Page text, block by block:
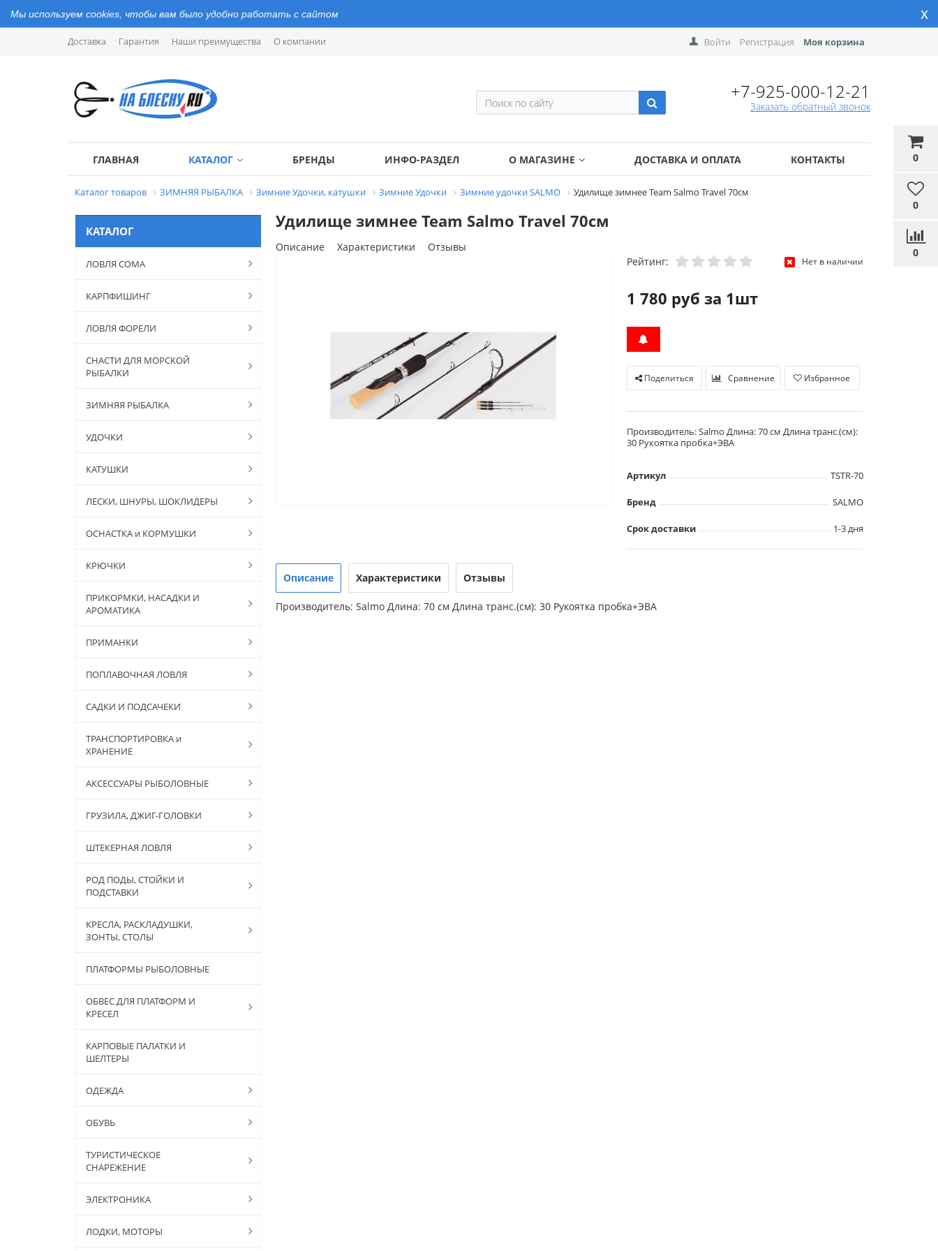
Мы используем cookies, чтобы вам было удобно работать с сайтом x
Доставка Гарантия Наши преимущества О компании
0
0
0
Войти Регистрация Моя корзина
+7-925-000-12-21
Заказать обратный звонок
ГЛАВНАЯ КАТАЛОГ БРЕНДЫ ИНФО-РАЗДЕЛ О МАГАЗИНЕ ДОСТАВКА И ОПЛАТА КОНТАКТЫ
Каталог товаров ЗИМНЯЯ РЫБАЛКА Зимние Удочки, катушки Зимние Удочки Зимние удочки SALMO Удилище зимнее Team Salmo Travel 70см
КАТАЛОГ
ЛОВЛЯ СОМА
КАРПФИШИНГ
ЛОВЛЯ ФОРЕЛИ
СНАСТИ ДЛЯ МОРСКОЙ
РЫБАЛКИ
ЗИМНЯЯ РЫБАЛКА
УДОЧКИ
КАТУШКИ
ЛЕСКИ, ШНУРЫ, ШОКЛИДЕРЫ
ОСНАСТКА и КОРМУШКИ
КРЮЧКИ
ПРИКОРМКИ, НАСАДКИ И
АРОМАТИКА
ПРИМАНКИ
ПОПЛАВОЧНАЯ ЛОВЛЯ
САДКИ И ПОДСАЧЕКИ
ТРАНСПОРТИРОВКА и
ХРАНЕНИЕ
АКСЕССУАРЫ РЫБОЛОВНЫЕ
ГРУЗИЛА, ДЖИГ-ГОЛОВКИ
ШТЕКЕРНАЯ ЛОВЛЯ
РОД ПОДЫ, СТОЙКИ И
ПОДСТАВКИ
КРЕСЛА, РАСКЛАДУШКИ,
ЗОНТЫ, СТОЛЫ
ПЛАТФОРМЫ РЫБОЛОВНЫЕ
ОБВЕС ДЛЯ ПЛАТФОРМ И
КРЕСЕЛ
КАРПОВЫЕ ПАЛАТКИ И
ШЕЛТЕРЫ
ОДЕЖДА
ОБУВЬ
ТУРИСТИЧЕСКОЕ
СНАРЕЖЕНИЕ
ЭЛЕКТРОНИКА
ЛОДКИ, МОТОРЫ
Удилище зимнее Team Salmo Travel 70см
Описание Характеристики
Отзывы
Рейтинг:
Нет в наличии
1 780 руб за 1шт
Поделиться Сравнение Избранное
Производитель: Salmo Длина: 70 см Длина транс.(см):
30 Рукоятка пробка+ЭВА
Артикул TSTR-70
Бренд SALMO
Срок доставки 1-3 дня
Описание Характеристики Отзывы
Производитель: Salmo Длина: 70 см Длина транс.(см): 30 Рукоятка пробка+ЭВА